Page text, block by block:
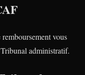
vous
administratif.